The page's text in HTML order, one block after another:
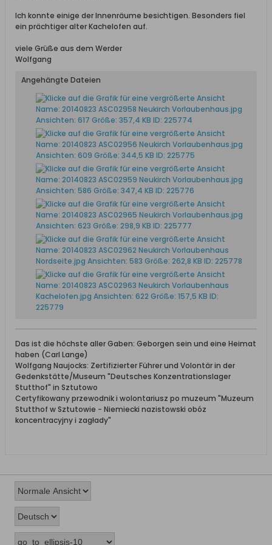
Ich konnte einige der Innenräume besichtigen. Besonders fiel
ein prächtiger alter Kachelofen auf.
viele Grüße aus dem Werder
Wolfgang
Angehängte Dateien
Das ist die höchste aller Gaben: Geborgen sein und eine Heimat
haben (Carl Lange)
Wolfgang Naujocks: Zertifizierter Führer und Volontär in der
Gedenkstätte/Museum "Deutsches Konzentrationslager
Stutthof" in Sztutowo
Certyfikowany przewodnik i wolontariusz po muzeum "Muzeum
Stutthof w Sztutowie - Niemiecki nazistowski obóz
koncentracyjny i zagłady"